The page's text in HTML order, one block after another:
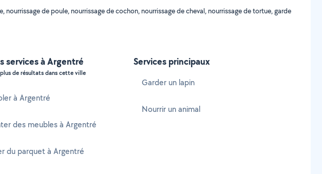
de poule, nourrissage de cochon, nourrissage de cheval, nourrissage de tortue, garde
services à Argentré
de résultats dans cette ville
à Argentré
des meubles à Argentré
du parquet à Argentré
Services principaux
Garder un lapin
Nourrir un animal